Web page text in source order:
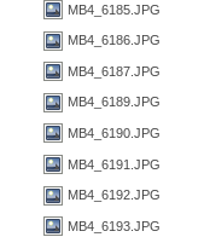
MB4_6185.JPG
MB4_6186.JPG
MB4_6187.JPG
MB4_6189.JPG
MB4_6190.JPG
MB4_6191.JPG
MB4_6192.JPG
MB4_6193.JPG